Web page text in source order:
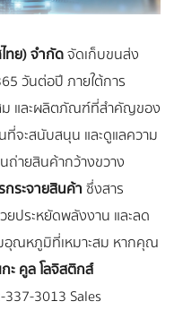
ทย) จำกัดจัดเก็บขนส่ง
วันต่อปี ภายใต้การ
ม และผลิตภัณฑ์ที่สำคัญของ
จะสนับสนุน และดูแลความ
ายสินค้ากว้างขวาง
กระจายสินค้าซึ่งสาร
ยประหยัดพลังงาน และลด
ณหภูมิที่เหมาะสม หากคุณ
กะ คูล โลจิสติกส์
3013 Sales